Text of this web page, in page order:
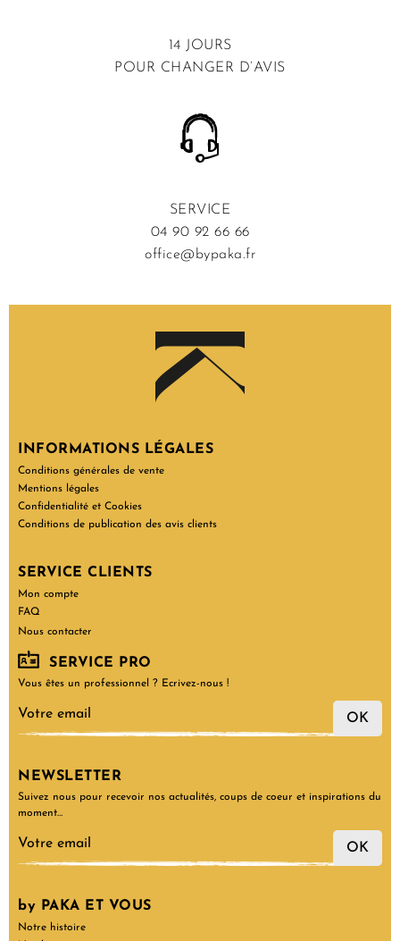
14 JOURS
POUR CHANGER D’AVIS
SERVICE
04 90 92 66 66
office@bypaka.fr
INFORMATIONS LÉGALES
Conditions générales de vente
Mentions légales
Confidentialité et Cookies
Conditions de publication des avis clients
SERVICE CLIENTS
Mon compte
FAQ
Nous contacter
SERVICE PRO
Vous êtes un professionnel ? Ecrivez-nous !
OK
NEWSLETTER
Suivez nous pour recevoir nos actualités, coups de coeur et inspirations du
moment…
OK
by PAKA ET VOUS
Notre histoire